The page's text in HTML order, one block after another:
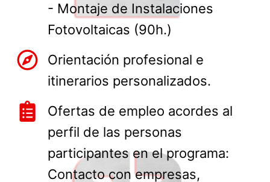
- Montaje de Instalaciones
Fotovoltaicas (90h.)
Orientación profesional e
itinerarios personalizados.
Ofertas de empleo acordes al
perfil de las personas
participantes en el programa:
Contacto con empresas,